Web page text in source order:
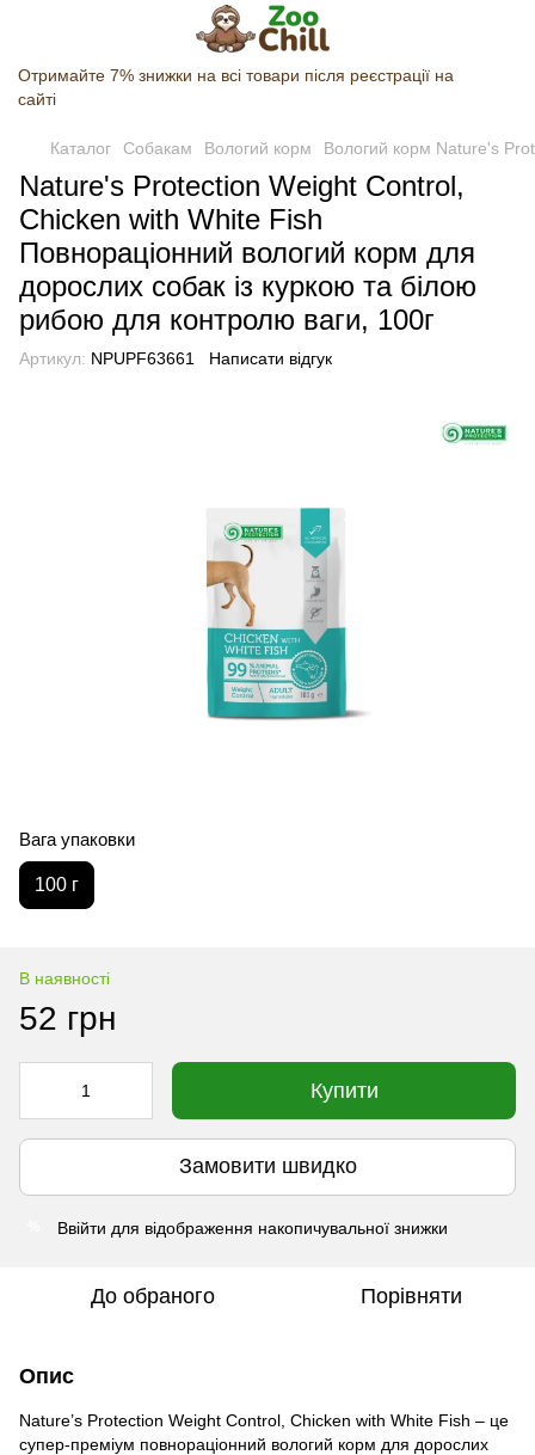
Отримайте 7% знижки на всі товари після реєстрації на
сайті
Каталог Собакам Вологий корм Вологий корм Nature's
Nature's Protection Weight Control,
Chicken with White Fish
Повнораціонний вологий корм для
дорослих собак із куркою та білою
рибою для контролю ваги, 100г
Артикул: NPUPF63661 Написати відгук
Вага упаковки
100 г
В наявності
52 грн
Купити
Замовити швидко
Ввійти для відображення накопичувальної знижки
До обраного Порівняти
Опис
Nature’s Protection Weight Control, Chicken with White Fish – це
супер-преміум повнораціонний вологий корм для дорослих